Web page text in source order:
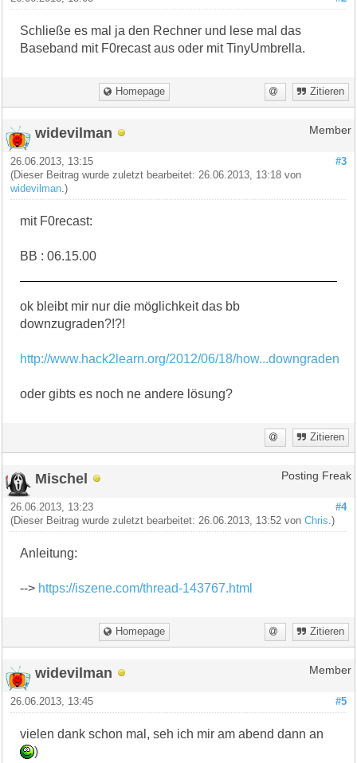
Schließe es mal ja den Rechner und lese mal das
Baseband mit F0recast aus oder mit TinyUmbrella.
Homepage Zitieren
widevilman Member
#3
26.06.2013, 13:15
(Dieser Beitrag wurde zuletzt bearbeitet: 26.06.2013, 13:18 von
widevilman .)
mit F0recast:
BB : 06.15.00
ok bleibt mir nur die möglichkeit das bb
downzugraden?!?!
http://www.hack2learn.org/2012/06/18/how...downgraden
oder gibts es noch ne andere lösung?
Zitieren
Mischel Posting Freak
#4
26.06.2013, 13:23
(Dieser Beitrag wurde zuletzt bearbeitet: 26.06.2013, 13:52 vonChris .)
Anleitung:
--> https://iszene.com/thread-143767.html
Homepage Zitieren
widevilman Member
#5
26.06.2013, 13:45
vielen dank schon mal, seh ich mir am abend dann an
)